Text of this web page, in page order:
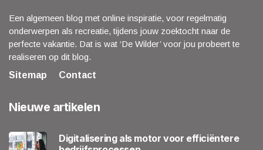
Een algemeen blog met online inspiratie, voor regelmatig
onderwerpen als recreatie, tijdens jouw zoektocht naar de
perfecte vakantie. Dat is wat ‘De Wilder’ voor jou probeert te
realiseren op dit blog.
Sitemap
Contact
Nieuwe artikelen
Digitalisering als motor voor efficiëntere